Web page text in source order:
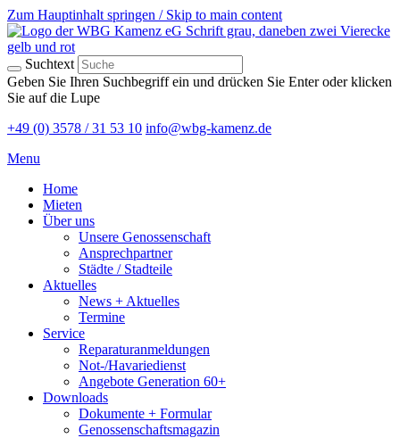
Zum Hauptinhalt springen / Skip to main content
Suchtext
Geben Sie Ihren Suchbegriff ein und drücken Sie Enter oder klicken
Sie auf die Lupe
+49 (0) 3578 / 31 53 10 info@wbg-kamenz.de
Menu
Home
Mieten
Über uns
Unsere Genossenschaft
Ansprechpartner
Städte / Stadteile
Aktuelles
News + Aktuelles
Termine
Service
Reparaturanmeldungen
Not-/Havariedienst
Angebote Generation 60+
Downloads
Dokumente + Formular
Genossenschaftsmagazin